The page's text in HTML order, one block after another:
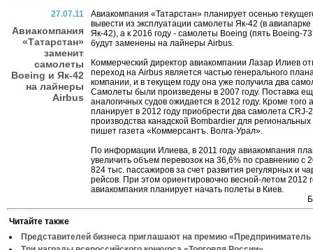
27.07.11
Авиакомпания
«Татарстан»
заменит
самолеты
Boeing и Як-42
на лайнеры
Airbus
Авиакомпания «Татарстан» планирует осенью
вывести из эксплуатации самолеты Як-42 (в
Як-42), а к 2016 году - самолеты Boeing (пять Boeing-
будут заменены на лайнеры Airbus.
Коммерческий директор авиакомпании Лазар Илиев
переход на Airbus является частью генерального
компании, и в текущем году она уже получила два
Самолеты были произведены в 2007 году. Поставка
аналогичных судов ожидается в 2012 году. Кроме того
планирует в 2012 году приобрести два самолета CRJ-
производства канадской Bombardier для
пишет газета «Коммерсантъ. Волга-Урал».
По информации Илиева, в 2011 году авиакомпания
увеличить объем перевозок на 36,6% по сравнению с
824 тыс. пассажиров за счет развития регулярных и
рейсов. При этом ориентировочно весной-летом 2012
авиакомпания планирует начать полеты в Киев.
Читайте также
Представителей бизнеса приглашают на премию «Предприниматель